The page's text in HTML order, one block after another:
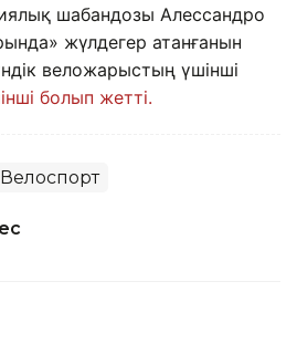
шабандозы Алессандро
жүлдегер атанғанын
веложарыстың үшінші
болып жетті.
Велоспорт